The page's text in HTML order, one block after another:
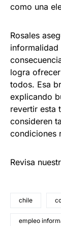
como una
Rosales
informalidad
logra
todos. Esa
explicando
revertir esta
consideren
condiciones
Revisa
chile
empleo